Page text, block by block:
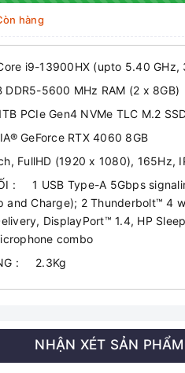
hàng
i9-13900HX (upto 5.40 GHz,
5600 MHz RAM (2 x 8GB)
PCIe Gen4 NVMe TLC M.2
GeForce RTX 4060 8GB
FullHD (1920 x 1080), 165Hz,
: 1 USB Type-A 5Gbps
and Charge); 2 Thunderbolt™ 4
DisplayPort™ 1.4, HP
combo
: 2.3Kg
NHẬN XÉT SẢN PHẨM